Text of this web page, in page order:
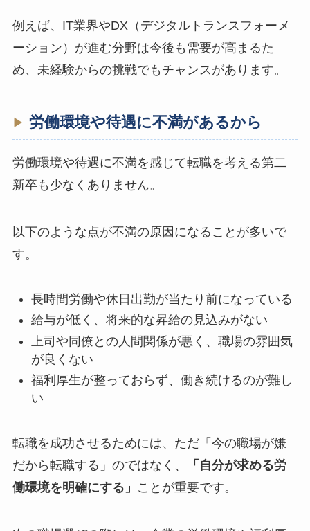
例えば、IT業界やDX（デジタルトランスフォーメ
ーション）が進む分野は今後も需要が高まるた
め、未経験からの挑戦でもチャンスがあります。
労働環境や待遇に不満があるから
労働環境や待遇に不満を感じて転職を考える第二
新卒も少なくありません。
以下のような点が不満の原因になることが多いで
す。
長時間労働や休日出勤が当たり前になっている
給与が低く、将来的な昇給の見込みがない
上司や同僚との人間関係が悪く、職場の雰囲気
が良くない
福利厚生が整っておらず、働き続けるのが難し
い
転職を成功させるためには、ただ「今の職場が嫌
だから転職する」のではなく、
「自分が求める労
働環境を明確にする」 ことが重要です。